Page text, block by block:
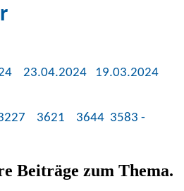
23.04.2024 19.03.2024
3621 3644 3583 -
Beiträge zum Thema.